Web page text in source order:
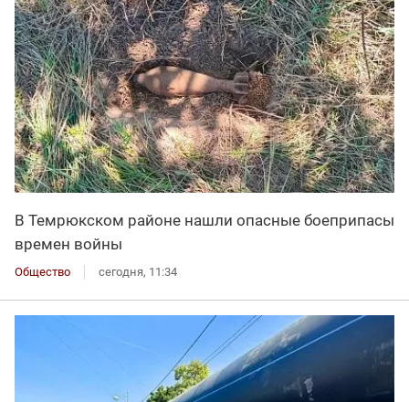
В Темрюкском районе нашли опасные боеприпасы
времен войны
Общество сегодня, 11:34